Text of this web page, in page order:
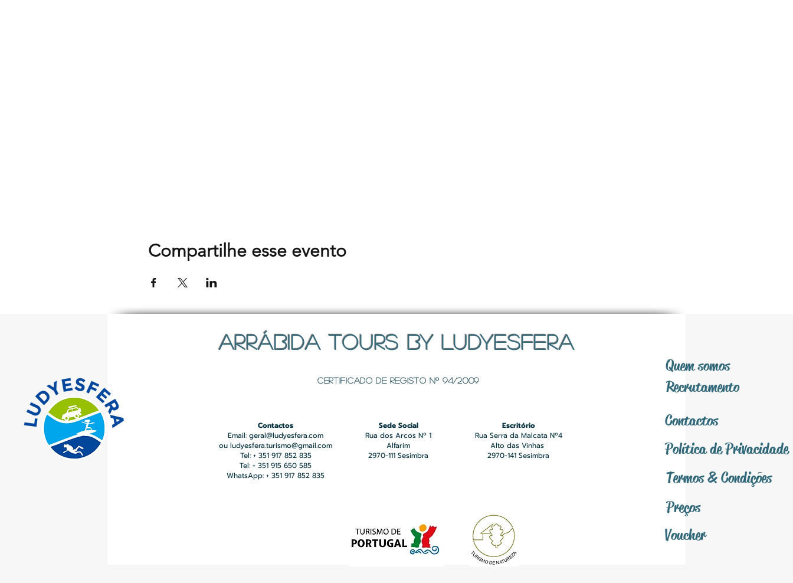
Compartilhe esse evento
ARRÁBIDA TOURS BY LUDYESFERA
Certificado de registo Nº 94/2009
Quem somos
Recrutamento
Contactos
Contactos
Email: geral@ludyesfera.com
ou ludyesfera.turismo@gmail.com
Tel: + 351 917 852 835
Tel: + 351 915 650 585
WhatsApp: + 351 917 852 835
Sede Social
Rua dos Arcos Nº 1
Alfarim
2970-111 Sesimbra
Escritório
Rua Serra da Malcata Nº4
Alto das Vinhas
2970-141 Sesimbra
Políticade Privacidade
Termos &Condições
Preços
Voucher